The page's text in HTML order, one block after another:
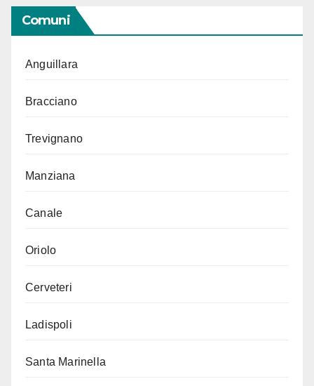
Comuni
Anguillara
Bracciano
Trevignano
Manziana
Canale
Oriolo
Cerveteri
Ladispoli
Santa Marinella